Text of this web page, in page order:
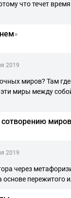
что течет
»
2019
миров? Там
миры между
сотворению миров
2019
через
пережитого